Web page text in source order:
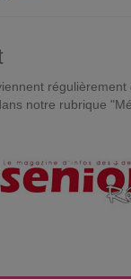
notre rubrique